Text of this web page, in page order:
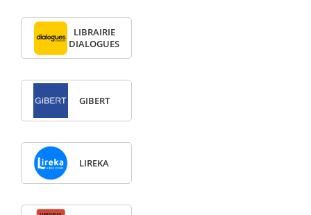
LIBRAIRIE
DIALOGUES
GIBERT
LIREKA